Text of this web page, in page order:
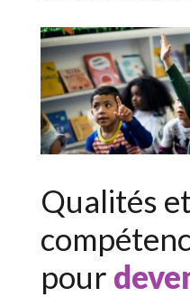
Qualités et
pour